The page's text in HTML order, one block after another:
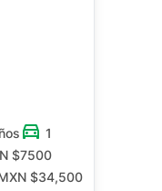
1
$7500
$34,500